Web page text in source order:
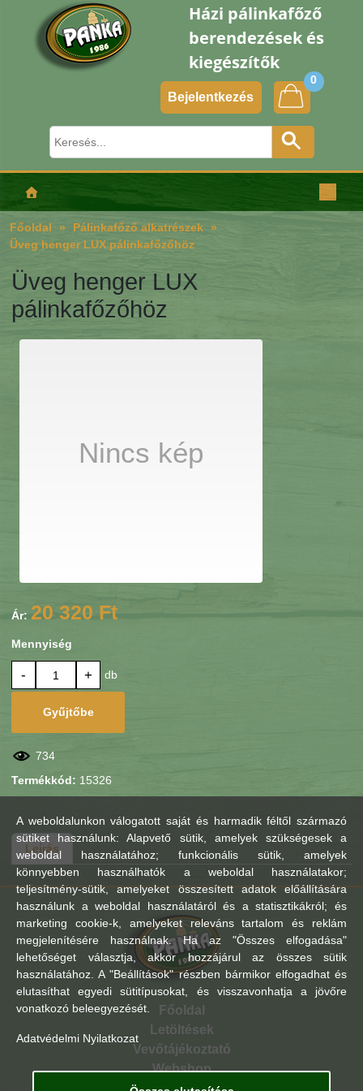
Házi pálinkafőző
berendezések és
kiegészítők
Bejelentkezés
0
Főoldal
Pálinkafőző alkatrészek
Üveg henger LUX pálinkafőzőhöz
Üveg henger LUX
pálinkafőzőhöz
Nincs kép
Ár: 20 320 Ft
Mennyiség
- + db
Gyűjtőbe
734
Termékkód: 15326
Leírás
Főoldal
Letöltések
Vevőtájékoztató
Webshop
A weboldalunkon válogatott saját és harmadik féltől származó
sütiket használunk: Alapvető sütik, amelyek szükségesek a
weboldal használatához; funkcionális sütik, amelyek
könnyebben használhatók a weboldal használatakor;
teljesítmény-sütik, amelyeket összesített adatok előállítására
használunk a weboldal használatáról és a statisztikákról; és
marketing cookie-k, amelyeket releváns tartalom és reklám
megjelenítésére használnak. Ha az "Összes elfogadása"
lehetőséget választja, akkor hozzájárul az összes sütik
használatához. A "Beállítások" részben bármikor elfogadhat és
elutasíthat egyedi sütitípusokat, és visszavonhatja a jövőre
vonatkozó beleegyezését.
Adatvédelmi Nyilatkozat